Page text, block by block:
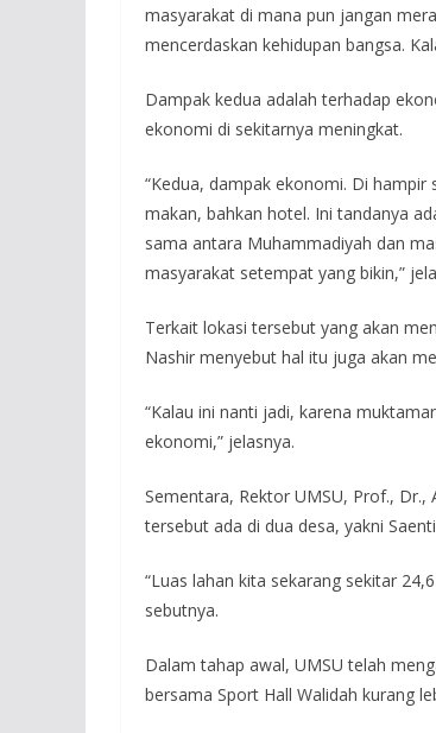
masyarakat di mana pun jangan
mencerdaskan kehidupan bangsa.
Dampak kedua adalah terhadap
ekonomi di sekitarnya meningkat.
“Kedua, dampak ekonomi. Di
makan, bahkan hotel. Ini tandanya
sama antara Muhammadiyah dan
masyarakat setempat yang bikin,”
Terkait lokasi tersebut yang akan
Nashir menyebut hal itu juga akan
“Kalau ini nanti jadi, karena
ekonomi,” jelasnya.
Sementara, Rektor UMSU, Prof.,
tersebut ada di dua desa, yakni
“Luas lahan kita sekarang sekitar
sebutnya.
Dalam tahap awal, UMSU telah
bersama Sport Hall Walidah kurang